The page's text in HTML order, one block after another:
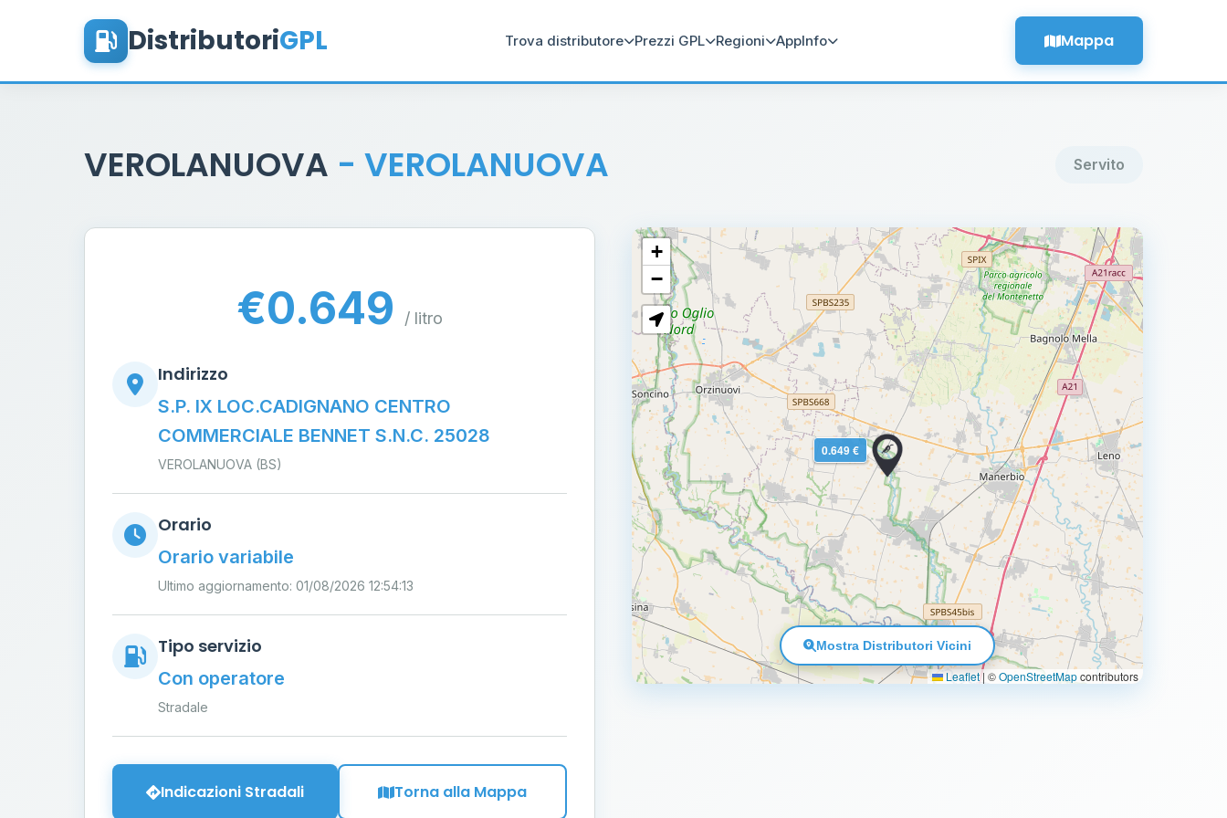
DistributoriGPL Trova distributore Prezzi GPL Regioni AppInfo Mappa
VEROLANUOVA - VEROLANUOVA Servito
€0.649 / litro
Indirizzo
S.P. IX LOC.CADIGNANO CENTRO
COMMERCIALE BENNET S.N.C. 25028
VEROLANUOVA (BS)
Orario
Orario variabile
Ultimo aggiornamento: 01/08/2026 12:54:13
Tipo servizio
Con operatore
Stradale
Indicazioni Stradali Torna alla Mappa
0.649 €
+
−
Leaflet| ©OpenStreetMapcontributors
Mostra Distributori Vicini